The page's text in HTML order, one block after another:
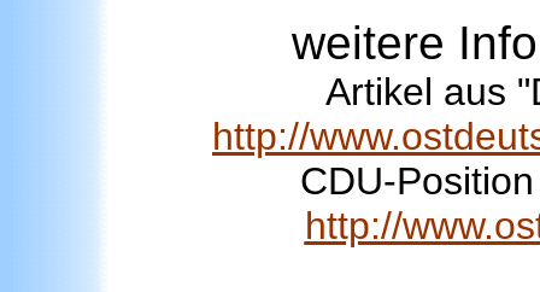
weitere
Artikel aus
http://
CDU-
http://